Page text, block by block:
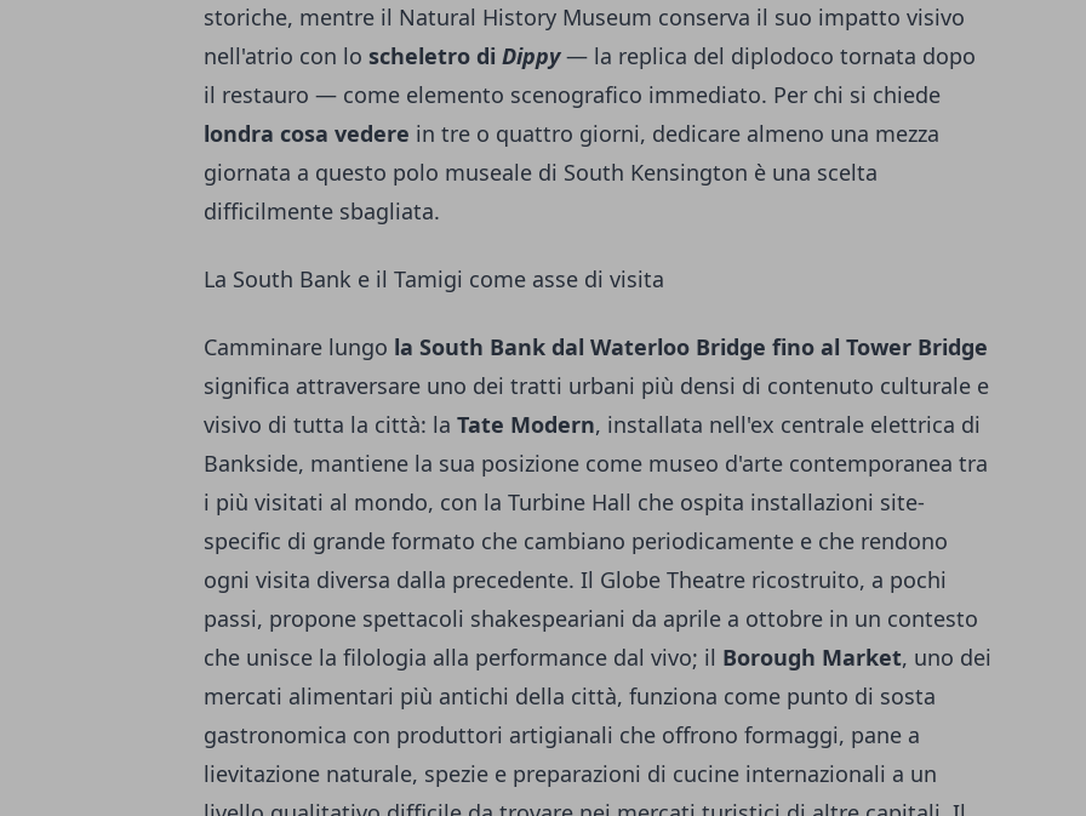
storiche, mentre il Natural History Museum conserva il suo impatto visivo
nell'atrio con lo scheletro di Dippy — la replica del diplodoco tornata dopo
il restauro — come elemento scenografico immediato. Per chi si chiede
londra cosa vedere in tre o quattro giorni, dedicare almeno una mezza
giornata a questo polo museale di South Kensington è una scelta
difficilmente sbagliata.
La South Bank e il Tamigi come asse di visita
Camminare lungo la South Bank dal Waterloo Bridge fino al Tower Bridge
significa attraversare uno dei tratti urbani più densi di contenuto culturale e
visivo di tutta la città: la Tate Modern, installata nell'ex centrale elettrica di
Bankside, mantiene la sua posizione come museo d'arte contemporanea tra
i più visitati al mondo, con la Turbine Hall che ospita installazioni site-
specific di grande formato che cambiano periodicamente e che rendono
ogni visita diversa dalla precedente. Il Globe Theatre ricostruito, a pochi
passi, propone spettacoli shakespeariani da aprile a ottobre in un contesto
che unisce la filologia alla performance dal vivo; il Borough Market, uno dei
mercati alimentari più antichi della città, funziona come punto di sosta
gastronomica con produttori artigianali che offrono formaggi, pane a
lievitazione naturale, spezie e preparazioni di cucine internazionali a un